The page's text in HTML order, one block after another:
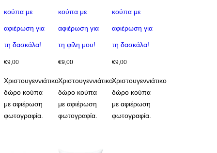
κούπα με
αφιέρωση για
τη δασκάλα!
€9,00
Χριστουγεννιάτικο
δώρο κούπα
με αφιέρωση
φωτογραφία.
κούπα με
αφιέρωση για
τη φίλη μου!
€9,00
Χριστουγεννιάτικο
δώρο κούπα
με αφιέρωση
φωτογραφία.
κούπα με
αφιέρωση για
τη δασκάλα!
€9,00
Χριστουγεννιάτικο
δώρο κούπα
με αφιέρωση
φωτογραφία.